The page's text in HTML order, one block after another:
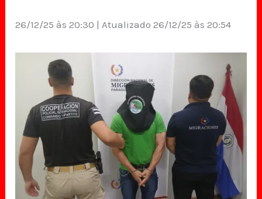
26/12/25 às 20:30 | Atualizado 26/12/25 às 20:54